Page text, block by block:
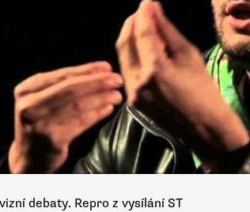
debaty. Repro z vysílání ST